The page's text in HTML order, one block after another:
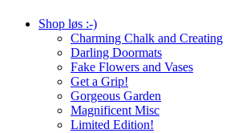
Shop løs :-)
Charming Chalk and Creating
Darling Doormats
Fake Flowers and Vases
Get a Grip!
Gorgeous Garden
Magnificent Misc
Limited Edition!